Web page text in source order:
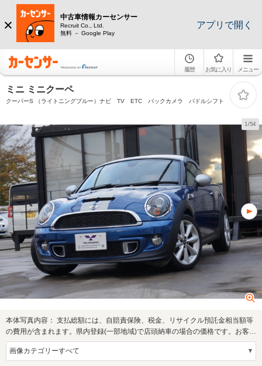
中古車情報カーセンサー
Recruit Co., Ltd.
無料 － Google Play
アプリで開く
履歴 お気に入り メニュー
ミニ ミニクーペ
クーパーS （ライトニングブルー）ナビ TV ETC バックカメラ パドルシフト
1/54
本体写真内容： 支払総額には、自賠責保険、税金、リサイクル預託金相当額等
の費用が含まれます。県内登録(一部地域)で店頭納車の場合の価格です。お客様
の要望に…